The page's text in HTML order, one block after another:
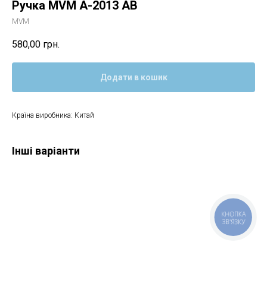
Ручка MVM A-2013 AB
MVM
580,00 грн.
Додати в кошик
Країна виробника: Китай
Інші варіанти
КНОПКА
ЗВ'ЯЗКУ